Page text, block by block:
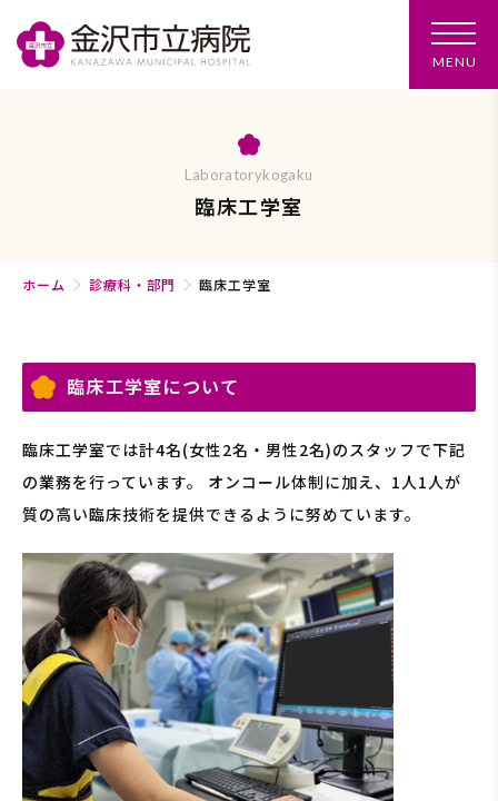
MENU
ュ
Laboratorykogaku
臨床工学室
ホーム 診療科・部門 臨床工学室
臨床工学室について
臨床工学室では計4名(女性2名・男性2名)のスタッフで下記
の業務を行っています。 オンコール体制に加え、1人1人が
質の高い臨床技術を提供できるように努めています。